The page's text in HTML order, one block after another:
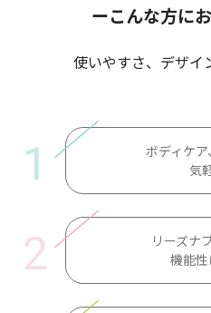
ーこんな方に
使いやすさ、デザイ
1
ボディケ
気
2
リーズナ
機能